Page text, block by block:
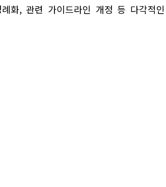
화, 관련 가이드라인 개정 등 다각적